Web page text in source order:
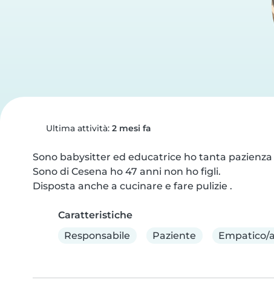
Ultima attività: 2 mesi fa
Sono babysitter ed educatrice ho tanta
Sono di Cesena ho 47 anni non ho figli.
Disposta anche a cucinare e fare pulizie .
Caratteristiche
Responsabile
Paziente Empatico/a